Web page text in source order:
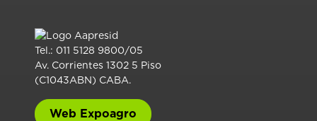
Tel.: 011 5128 9800/05
Av. Corrientes 1302 5 Piso
(C1043ABN) CABA.
Web Expoagro